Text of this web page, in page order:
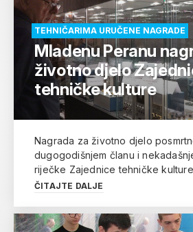
TEHNIČARIMA URUČENE NAGRADE
Mladenu Peranu
životno djelo
tehničke kulture
Nagrada za životno djelo
dugogodišnjem članu i
riječke Zajednice tehničke
ČITAJTE DALJE